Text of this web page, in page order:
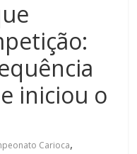
iniciou o
Carioca,